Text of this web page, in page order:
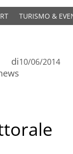
TURISMO &
di10/06/2014